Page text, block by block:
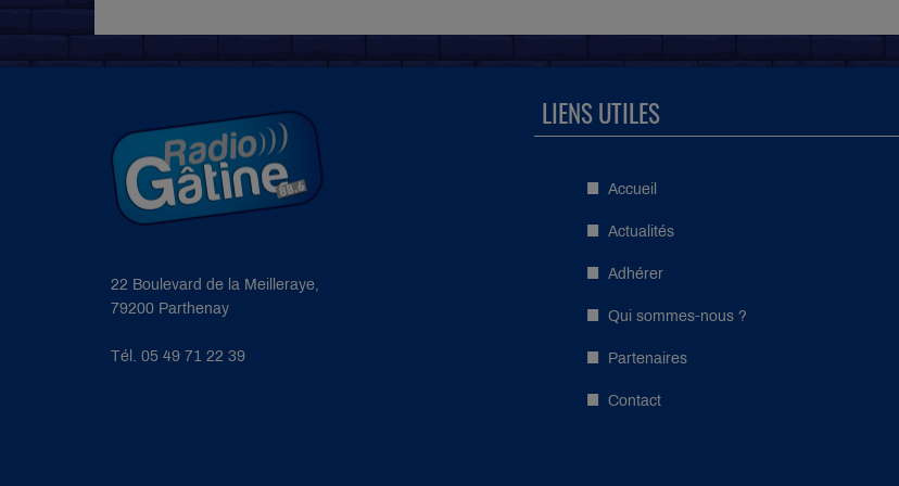
22 Boulevard de la Meilleraye,
79200 Parthenay
Tél. 05 49 71 22 39
LIENS UTILES
Accueil
Actualités
Adhérer
Qui sommes-nous ?
Partenaires
Contact